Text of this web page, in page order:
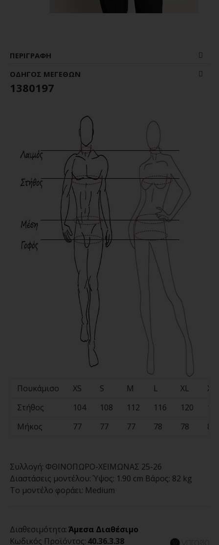
ΠΕΡΙΓΡΑΦΉ
ΟΔΗΓΌΣ ΜΕΓΕΘΏΝ
1380197
Πουκάμισο XS S M L XL
Στήθος
104 108 112 116 120
Μήκος
77 77 77 78 78 80
Συλλογή: ΦΘΙΝΟΠΩΡΟ-ΧΕΙΜΩΝΑΣ 25-26
Διαστάσεις μοντέλου: Ύψος: 1.90 cm Βάρος: 82 kg
Το μοντέλο φοράει: Medium
Διαθεσιμότητα:Άμεσα Διαθέσιμο
Κωδικός Προϊόντος: 40.36.3.38